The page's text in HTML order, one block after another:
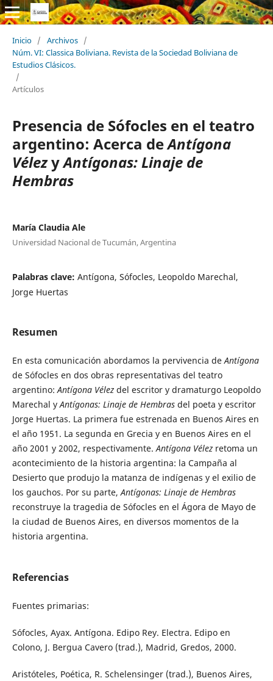
Inicio / Archivos /
Núm. VI: Classica Boliviana. Revista de la Sociedad Boliviana de
Estudios Clásicos.
/
Artículos
Presencia de Sófocles en el teatro
argentino: Acerca deAntígona
VélezyAntígonas: Linaje de
Hembras
María Claudia Ale
Universidad Nacional de Tucumán, Argentina
Palabras clave: Antígona, Sófocles, Leopoldo Marechal,
Jorge Huertas
Resumen
En esta comunicación abordamos la pervivencia deAntígona
de Sófocles en dos obras representativas del teatro
argentino:Antígona Vélez del escritor y dramaturgo Leopoldo
Marechal yAntígonas: Linaje de Hembras del poeta y escritor
Jorge Huertas. La primera fue estrenada en Buenos Aires en
el año 1951. La segunda en Grecia y en Buenos Aires en el
año 2001 y 2002, respectivamente.Antígona Vélez retoma un
acontecimiento de la historia argentina: la Campaña al
Desierto que produjo la matanza de indígenas y el exilio de
los gauchos. Por su parte,Antígonas: Linaje de Hembras
reconstruye la tragedia de Sófocles en el Ágora de Mayo de
la ciudad de Buenos Aires, en diversos momentos de la
historia argentina.
Referencias
Fuentes primarias:
Sófocles, Ayax. Antígona. Edipo Rey. Electra. Edipo en
Colono, J. Bergua Cavero (trad.), Madrid, Gredos, 2000.
Aristóteles, Poética, R. Schelensinger (trad.), Buenos Aires,